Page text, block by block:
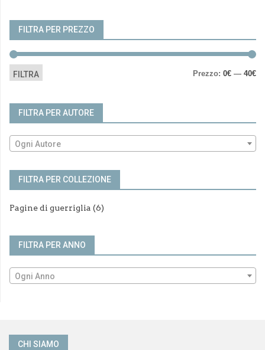
FILTRA PER PREZZO
FILTRA Prezzo: 0€ — 40€
FILTRA PER AUTORE
Ogni Autore
FILTRA PER COLLEZIONE
Pagine di guerriglia (6)
FILTRA PER ANNO
Ogni Anno
CHI SIAMO